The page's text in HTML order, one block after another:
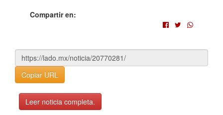
Compartir en:
Copiar URL
Leer noticia completa.